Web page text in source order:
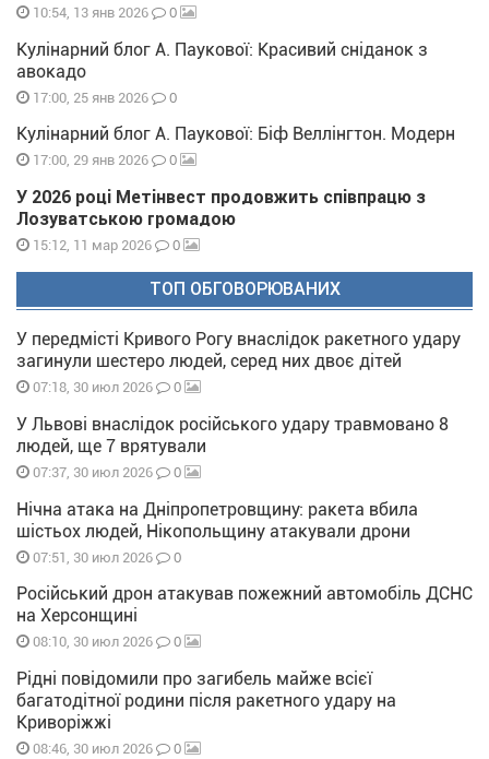
10:54, 13 янв 2026 0
Кулінарний блог А. Паукової: Красивий сніданок з
авокадо
17:00, 25 янв 2026 0
Кулінарний блог А. Паукової: Біф Веллінгтон. Модерн
17:00, 29 янв 2026 0
У 2026 році Метінвест продовжить співпрацю з
Лозуватською громадою
15:12, 11 мар 2026 0
ТОП ОБГОВОРЮВАНИХ
У передмісті Кривого Рогу внаслідок ракетного удару
загинули шестеро людей, серед них двоє дітей
07:18, 30 июл 2026 0
У Львові внаслідок російського удару травмовано 8
людей, ще 7 врятували
07:37, 30 июл 2026 0
Нічна атака на Дніпропетровщину: ракета вбила
шістьох людей, Нікопольщину атакували дрони
07:51, 30 июл 2026 0
Російський дрон атакував пожежний автомобіль ДСНС
на Херсонщині
08:10, 30 июл 2026 0
Рідні повідомили про загибель майже всієї
багатодітної родини після ракетного удару на
Криворіжжі
08:46, 30 июл 2026 0